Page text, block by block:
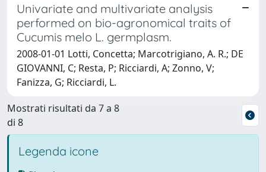
Univariate and multivariate analysis
performed on bio-agronomical traits of
Cucumis melo L. germplasm.
2008-01-01 Lotti, Concetta; Marcotrigiano, A. R.; DE
GIOVANNI, C; Resta, P; Ricciardi, A; Zonno, V;
Fanizza, G; Ricciardi, L.
Mostrati risultati da 7 a 8
di 8
Legenda icone